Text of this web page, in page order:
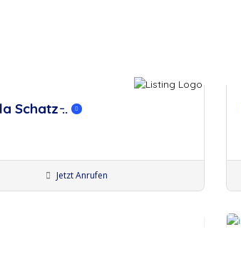
Schatz ̵..
Künstler:innen München
Jetzt Anrufen